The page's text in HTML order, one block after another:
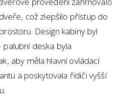
což zlepšilo přístup do
Design kabiny byl
deska byla
aby měla hlavní ovládací
a poskytovala řidiči vyšší